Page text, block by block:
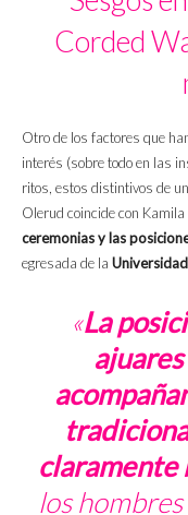
Corded
Otro de los factores que
interés (sobre todo en las
ritos, estos distintivos de
Olerud coincide con Kamila
ceremonias y las
egresada de la
«La
claramente
los